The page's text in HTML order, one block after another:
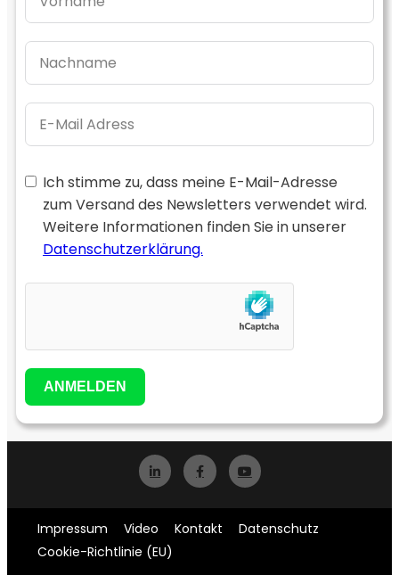
Ich stimme zu, dass meine E-Mail-Adresse
zum Versand des Newsletters verwendet wird.
Weitere Informationen finden Sie in unserer
Datenschutzerklärung.
ANMELDEN
Impressum Video Kontakt
Datenschutz
Cookie-Richtlinie (EU)